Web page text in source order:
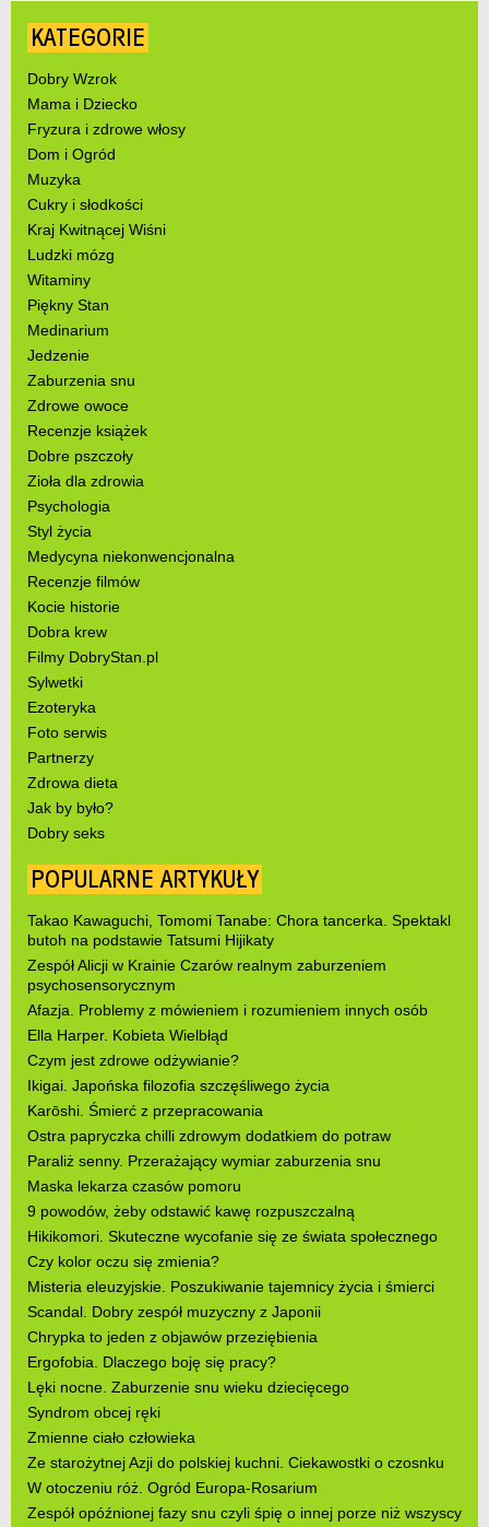
KATEGORIE
Dobry Wzrok
Mama i Dziecko
Fryzura i zdrowe włosy
Dom i Ogród
Muzyka
Cukry i słodkości
Kraj Kwitnącej Wiśni
Ludzki mózg
Witaminy
Piękny Stan
Medinarium
Jedzenie
Zaburzenia snu
Zdrowe owoce
Recenzje książek
Dobre pszczoły
Zioła dla zdrowia
Psychologia
Styl życia
Medycyna niekonwencjonalna
Recenzje filmów
Kocie historie
Dobra krew
Filmy DobryStan.pl
Sylwetki
Ezoteryka
Foto serwis
Partnerzy
Zdrowa dieta
Jak by było?
Dobry seks
POPULARNE ARTYKUŁY
Takao Kawaguchi, Tomomi Tanabe: Chora tancerka. Spektakl
butoh na podstawie Tatsumi Hijikaty
Zespół Alicji w Krainie Czarów realnym zaburzeniem
psychosensorycznym
Afazja. Problemy z mówieniem i rozumieniem innych osób
Ella Harper. Kobieta Wielbłąd
Czym jest zdrowe odżywianie?
Ikigai. Japońska filozofia szczęśliwego życia
Karōshi. Śmierć z przepracowania
Ostra papryczka chilli zdrowym dodatkiem do potraw
Paraliż senny. Przerażający wymiar zaburzenia snu
Maska lekarza czasów pomoru
9 powodów, żeby odstawić kawę rozpuszczalną
Hikikomori. Skuteczne wycofanie się ze świata społecznego
Czy kolor oczu się zmienia?
Misteria eleuzyjskie. Poszukiwanie tajemnicy życia i śmierci
Scandal. Dobry zespół muzyczny z Japonii
Chrypka to jeden z objawów przeziębienia
Ergofobia. Dlaczego boję się pracy?
Lęki nocne. Zaburzenie snu wieku dziecięcego
Syndrom obcej ręki
Zmienne ciało człowieka
Ze starożytnej Azji do polskiej kuchni. Ciekawostki o czosnku
W otoczeniu róż. Ogród Europa-Rosarium
Zespół opóźnionej fazy snu czyli śpię o innej porze niż wszyscy